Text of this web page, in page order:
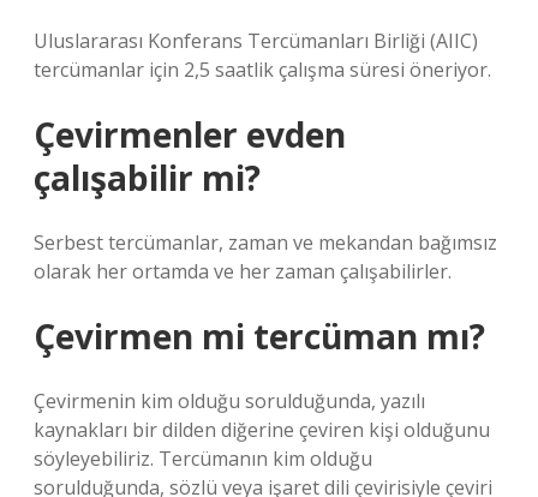
Uluslararası Konferans Tercümanları Birliği (AIIC)
tercümanlar için 2,5 saatlik çalışma süresi öneriyor.
Çevirmenler evden
çalışabilir mi?
Serbest tercümanlar, zaman ve mekandan bağımsız
olarak her ortamda ve her zaman çalışabilirler.
Çevirmen mi tercüman mı?
Çevirmenin kim olduğu sorulduğunda, yazılı
kaynakları bir dilden diğerine çeviren kişi olduğunu
söyleyebiliriz. Tercümanın kim olduğu
sorulduğunda, sözlü veya işaret dili çevirisiyle çeviri